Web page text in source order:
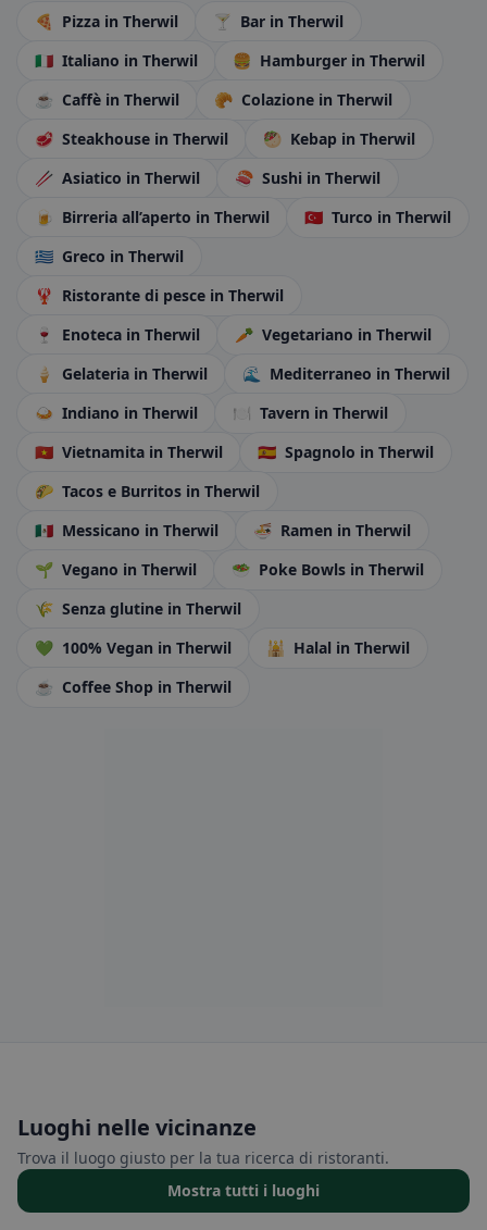
🍕 Pizza in Therwil 🍸 Bar in Therwil
🇮🇹 Italiano in Therwil 🍔 Hamburger in Therwil
☕ Caffè in Therwil 🥐 Colazione in Therwil
🥩 Steakhouse in Therwil 🥙 Kebap in Therwil
🥢 Asiatico in Therwil 🍣 Sushi in Therwil
🍺 Birreria all’aperto in Therwil 🇹🇷 Turco in Therwil
🇬🇷 Greco in Therwil
🦞 Ristorante di pesce in Therwil
🍷
Enoteca in Therwil 🥕 Vegetariano in Therwil
🍦
Gelateria in Therwil 🌊 Mediterraneo in Therwil
🍛 Indiano in Therwil 🍽️ Tavern in Therwil
🇻🇳 Vietnamita in Therwil 🇪🇸 Spagnolo in Therwil
🌮 Tacos e Burritos in Therwil
🇲🇽 Messicano in Therwil 🍜 Ramen in Therwil
🌱 Vegano in Therwil 🥗 Poke Bowls in Therwil
🌾 Senza glutine in Therwil
💚 100% Vegan in Therwil 🕌 Halal in Therwil
☕ Coffee Shop in Therwil
Luoghi nelle vicinanze
Trova il luogo giusto per la tua ricerca di ristoranti.
Mostra tutti i luoghi